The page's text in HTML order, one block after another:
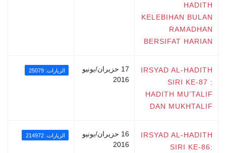
HADITH
KELEBIHAN BULAN
RAMADHAN
BERSIFAT HARIAN
IRSYAD AL-HADITH
SIRI KE-87 :
HADITH MU’TALIF
DAN MUKHTALIF
17 حزيران/يونيو
2016
الزيارات: 25079
IRSYAD AL-HADITH
SIRI KE-86:
16 حزيران/يونيو
2016
الزيارات: 214972